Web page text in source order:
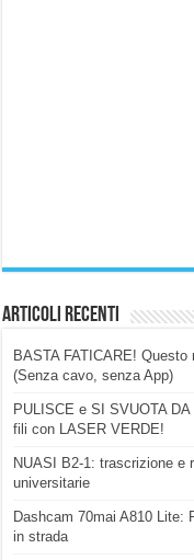
Articoli Recenti
BASTA FATICARE!
(Senza cavo, senza App)
PULISCE e SI SVUOTA
fili con LASER VERDE!
NUASI B2-1: trascrizione e
universitarie
Dashcam 70mai A810
in strada